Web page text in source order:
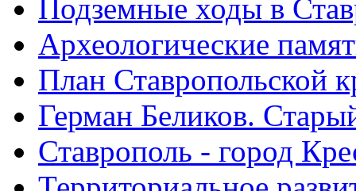
Подземные ходы в
Археологические
План Ставропольской
Герман Беликов.
Ставрополь - город